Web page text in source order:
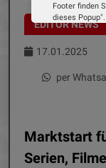
EDITOR NEWS
17.01.2025
per
Marktstart
Serien,
Footer finden
dieses Popup".
Wir
darüber, wie